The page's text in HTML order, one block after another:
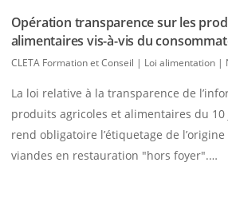
Opération transparence sur les
alimentaires vis-à-vis du
CLETA Formation et Conseil | Loi alimentation |
La loi relative à la transparence de
produits agricoles et alimentaires du 10
rend obligatoire l’étiquetage de
viandes en restauration "hors foyer".…